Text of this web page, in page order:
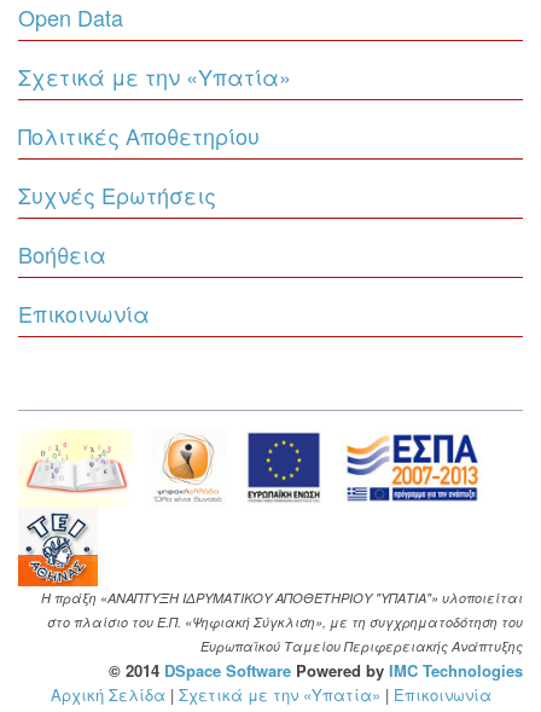
Open Data
Σχετικά με την «Υπατία»
Πολιτικές Αποθετηρίου
Συχνές Ερωτήσεις
Βοήθεια
Επικοινωνία
Η πράξη «ΑΝΑΠΤΥΞΗ ΙΔΡΥΜΑΤΙΚΟΥ ΑΠΟΘΕΤΗΡΙΟΥ "ΥΠΑΤΙΑ"» υλοποιείται
στο πλαίσιο του Ε.Π. «Ψηφιακή Σύγκλιση», με τη συγχρηματοδότηση του
Ευρωπαϊκού Ταμείου Περιφερειακής Ανάπτυξης
© 2014 DSpace Software Powered by IMC Technologies
Αρχική Σελίδα | Σχετικά με την «Υπατία» | Επικοινωνία